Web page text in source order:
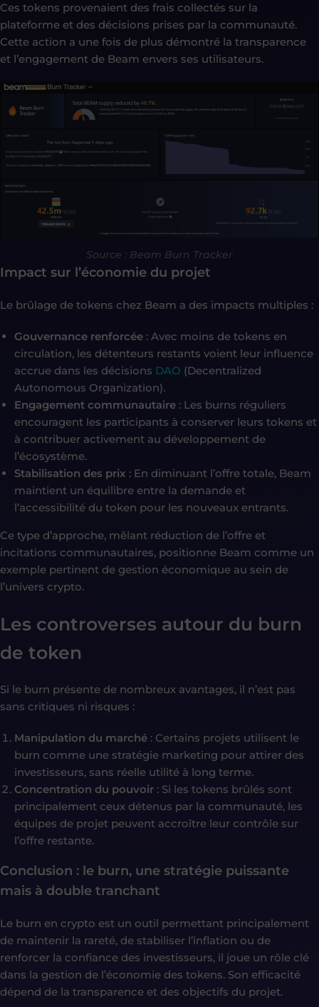
Ces tokens provenaient des frais collectés sur la
plateforme et des décisions prises par la communauté.
Cette action a une fois de plus démontré la transparence
et l’engagement de Beam envers ses utilisateurs.
Source : Beam Burn Tracker
Impact sur l’économie du projet
Le brûlage de tokens chez Beam a des impacts multiples :
Gouvernance renforcée : Avec moins de tokens en
circulation, les détenteurs restants voient leur influence
accrue dans les décisions DAO (Decentralized
Autonomous Organization).
Engagement communautaire : Les burns réguliers
encouragent les participants à conserver leurs tokens et
à contribuer activement au développement de
l’écosystème.
Stabilisation des prix : En diminuant l’offre totale, Beam
maintient un équilibre entre la demande et
l’accessibilité du token pour les nouveaux entrants.
Ce type d’approche, mêlant réduction de l’offre et
incitations communautaires, positionne Beam comme un
exemple pertinent de gestion économique au sein de
l’univers crypto.
Les controverses autour du burn
de token
Si le burn présente de nombreux avantages, il n’est pas
sans critiques ni risques :
Manipulation du marché : Certains projets utilisent le
burn comme une stratégie marketing pour attirer des
investisseurs, sans réelle utilité à long terme.
Concentration du pouvoir : Si les tokens brûlés sont
principalement ceux détenus par la communauté, les
équipes de projet peuvent accroître leur contrôle sur
l’offre restante.
Conclusion : le burn, une stratégie puissante
mais à double tranchant
Le burn en crypto est un outil permettant principalement
de maintenir la rareté, de stabiliser l’inflation ou de
renforcer la confiance des investisseurs, il joue un rôle clé
dans la gestion de l’économie des tokens. Son efficacité
dépend de la transparence et des objectifs du projet.